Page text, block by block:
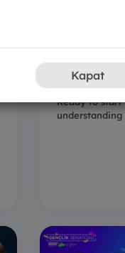
Ready to start
Kapat